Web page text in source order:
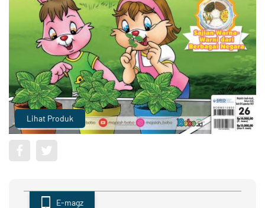
Lihat Produk
E-magz